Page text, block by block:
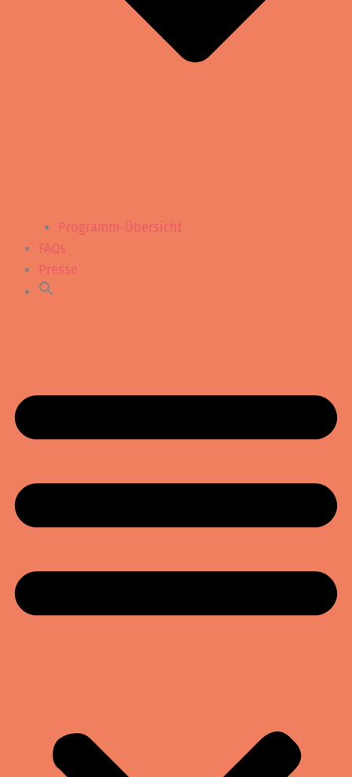
Programm-Übersicht
FAQs
Presse